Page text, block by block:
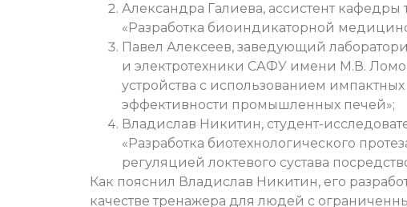
Александра Галиева, ассистент
«Разработка биоиндикаторной
Павел Алексеев, заведующий
и электротехники САФУ имени М.В.
устройства с использованием
эффективности промышленных печей»;
Владислав Никитин, студент-
«Разработка биотехнологического
регуляцией локтевого сустава
Как пояснил Владислав Никитин, его
качестве тренажера для людей с